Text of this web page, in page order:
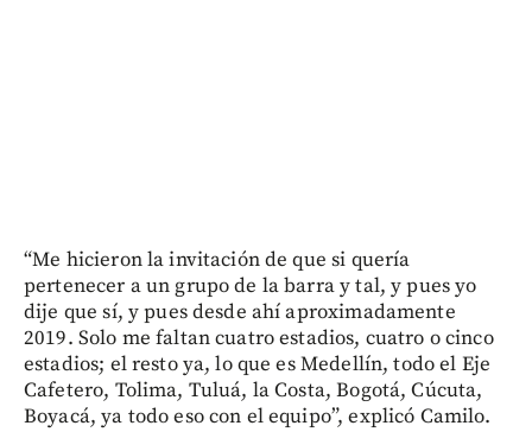
“Me hicieron la invitación de que si quería
pertenecer a un grupo de la barra y tal, y pues yo
dije que sí, y pues desde ahí aproximadamente
2019. Solo me faltan cuatro estadios, cuatro o cinco
estadios; el resto ya, lo que es Medellín, todo el Eje
Cafetero, Tolima, Tuluá, la Costa, Bogotá, Cúcuta,
Boyacá, ya todo eso con el equipo”, explicó Camilo.